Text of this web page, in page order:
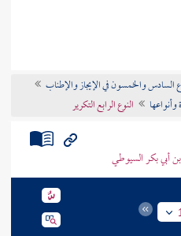
السادس والخمسون في الإيجاز والإطناب
وأنواعها النوع الرابع التكرير
أبي بكر السيوطي